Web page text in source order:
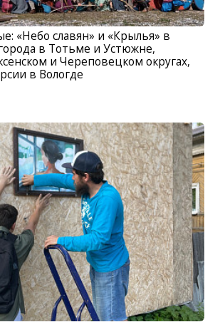
«Небо славян» и «Крылья» в
в Тотьме и Устюжне,
и Череповецком округах,
в Вологде